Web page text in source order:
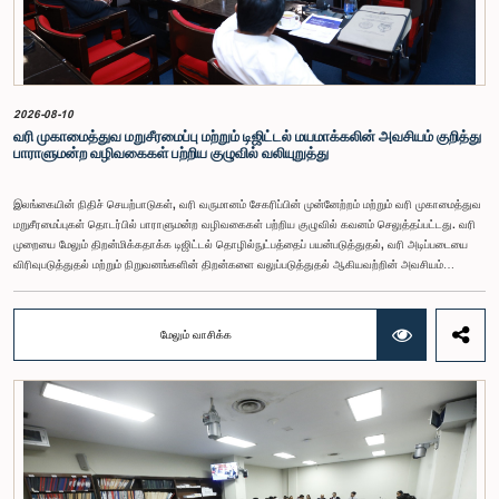
2026-08-10
வரி முகாமைத்துவ மறுசீரமைப்பு மற்றும் டிஜிட்டல் மயமாக்கலின் அவசியம் குறித்து
பாராளுமன்ற வழிவகைகள் பற்றிய குழுவில் வலியுறுத்து
இலங்கையின் நிதிச் செயற்பாடுகள், வரி வருமானம் சேகரிப்பின் முன்னேற்றம் மற்றும் வரி முகாமைத்துவ
மறுசீரமைப்புகள் தொடர்பில் பாராளுமன்ற வழிவகைகள் பற்றிய குழுவில் கவனம் செலுத்தப்பட்டது. வரி
முறையை மேலும் திறன்மிக்கதாக்க டிஜிட்டல் தொழில்நுட்பத்தைப் பயன்படுத்துதல், வரி அடிப்படையை
விரிவுபடுத்துதல் மற்றும் நிறுவனங்களின் திறன்களை வலுப்படுத்துதல் ஆகியவற்றின் அவசியம்
கூட்டத்திற்கு நிதி, திட்டமிடல் மற்றும் பொருளாதார அபிவிருத்தி அமைச்சு மற்றும் உள்நாட்டு இறைவரித்
திணைக்கள அதிகாரிகள் அழைக்கப்பட்டிருந்தனர் இங்கு இலங்கையின் தற்போதைய நிதி நிலைமை
மற்றும் வரி முகாமைத்துவ மறுசீரமைப்புகள் தொடர்பில் விரிவாக ஆராயப்பட்டது.2026 ஆம்
ஆண்டுக்கான வரித் திட்டம், 2026 ஜூன் 30 ஆம் திகதி வரையான வரி வருமான சேகரிப்பில்
ஏற்பட்டுள்ள முன்னேற்றம், வருமான மதிப்பீடுகள், வரி வகைகளுக்கு ஏற்ப வருமான செயல்திறன், வரி
அடிப்படை, தற்போதைய வரி இணக்க நிலை, வரி முறையை எளிமைப்படுத்த புதிய தொழில்நுட்பங்களை
அறிமுகப்படுத்துதல் மற்றும் RAMIS முறைமையின் முன்னேற்றம், டிஜிட்டல் சேவைகளுக்குப் பொருந்தும்
வரிகள், வரி முகாமைத்துவத்தில் காணப்படும் சவால்கள் மற்றும் எதிர்கால நடவடிக்கைகள் தொடர்பில்
கவனம் செலுத்தப்பட்டது.அண்மைக்கால வரிக் கொள்கை திருத்தங்கள் மற்றும் வருமான முகாமைத்துவ
மேலும் வாசிக்க